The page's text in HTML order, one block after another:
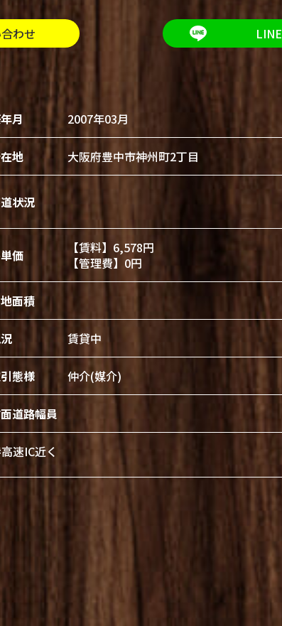
わせ LINE
月 2007年03月
地 大阪府豊中市神州町2丁目
状況
価
【賃料】6,578円
【管理費】0円
面積
賃貸中
態様 仲介(媒介)
道路幅員
速IC近く